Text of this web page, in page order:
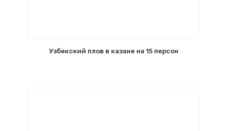
Узбекский плов в казане на 15 персон